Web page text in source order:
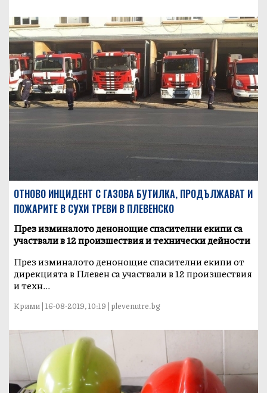
ОТНОВО ИНЦИДЕНТ С ГАЗОВА БУТИЛКА, ПРОДЪЛЖАВАТ И
ПОЖАРИТЕ В СУХИ ТРЕВИ В ПЛЕВЕНСКО
През изминалото денонощие спасителни екипи са
участвали в 12 произшествия и технически дейности
През изминалото денонощие спасителни екипи от
дирекцията в Плевен са участвали в 12 произшествия
и техн...
Крими | 16-08-2019, 10:19 | plevenutre.bg